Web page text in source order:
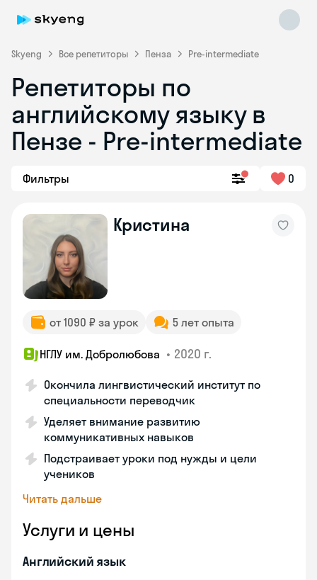
Skyeng Все репетиторы Пенза Pre-intermediate
Репетиторы по
английскому языку в
Пензе - Pre-intermediate
Фильтры 0
Кристина
от 1090 ₽ за урок 5 лет опыта
НГЛУ им. Добролюбова • 2020 г.
Окончила лингвистический институт по
специальности переводчик
Уделяет внимание развитию
коммуникативных навыков
Подстраивает уроки под нужды и цели
учеников
Читать дальше
Услуги и цены
Английский язык
Skyeng Chat